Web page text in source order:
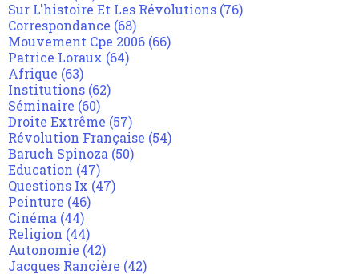
Sur L'histoire Et Les Révolutions (76)
Correspondance (68)
Mouvement Cpe 2006 (66)
Patrice Loraux (64)
Afrique (63)
Institutions (62)
Séminaire (60)
Droite Extrême (57)
Révolution Française (54)
Baruch Spinoza (50)
Education (47)
Questions Ix (47)
Peinture (46)
Cinéma (44)
Religion (44)
Autonomie (42)
Jacques Rancière (42)